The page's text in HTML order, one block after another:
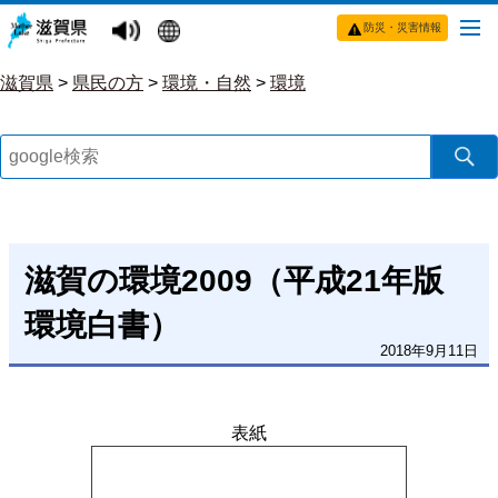
防災・災害情報
滋賀県 > 県民の方 > 環境・自然 > 環境
滋賀の環境2009（平成21年版
環境白書）
2018年9月11日
表紙